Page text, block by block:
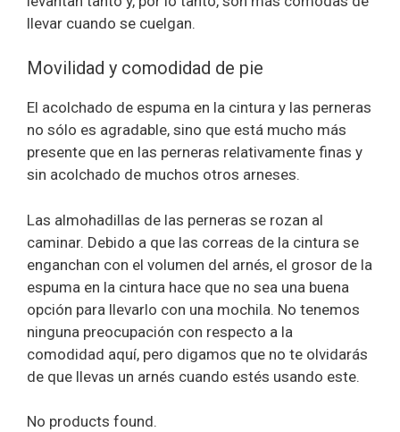
llevar cuando se cuelgan.
Movilidad y comodidad de pie
El acolchado de espuma en la cintura y las perneras
no sólo es agradable, sino que está mucho más
presente que en las perneras relativamente finas y
sin acolchado de muchos otros arneses.
Las almohadillas de las perneras se rozan al
caminar. Debido a que las correas de la cintura se
enganchan con el volumen del arnés, el grosor de la
espuma en la cintura hace que no sea una buena
opción para llevarlo con una mochila. No tenemos
ninguna preocupación con respecto a la
comodidad aquí, pero digamos que no te olvidarás
de que llevas un arnés cuando estés usando este.
No products found.